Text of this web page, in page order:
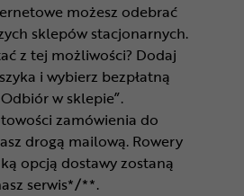
możesz odebrać
sklepów stacjonarnych.
z tej możliwości? Dodaj
i wybierz bezpłatną
w sklepie”.
zamówienia do
drogą mailową. Rowery
opcją dostawy zostaną
serwis*/**.